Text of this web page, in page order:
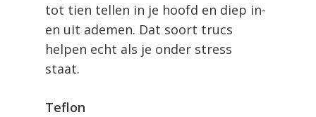
tot tien tellen in je hoofd en diep in-
en uit ademen. Dat soort trucs
helpen echt als je onder stress
staat.
Teflon